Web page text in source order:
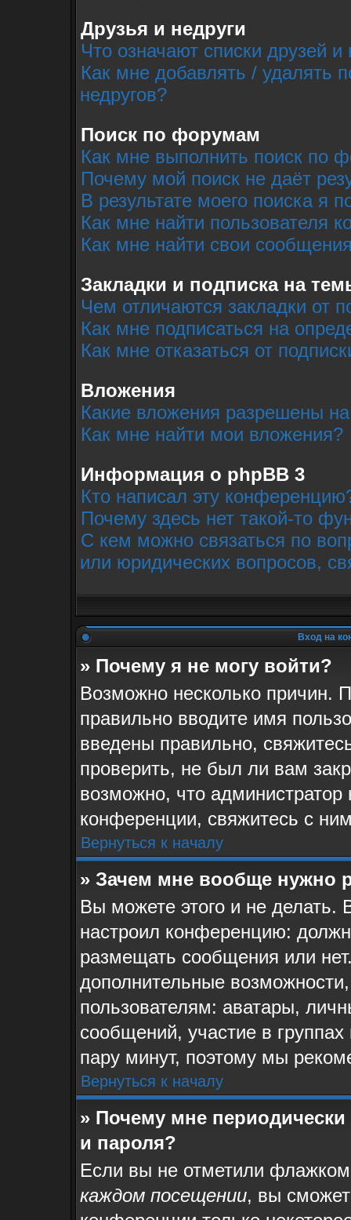
Друзья и недруги
Что означают списки друзей и
Как мне добавлять / удалять
недругов?
Поиск по форумам
Как мне выполнить поиск по
Почему мой поиск не даёт
В результате моего поиска я
Как мне найти пользователя
Как мне найти свои
Закладки и подписка на
Чем отличаются закладки от
Как мне подписаться на
Как мне отказаться от
Вложения
Какие вложения разрешены
Как мне найти мои вложения?
Информация о phpBB 3
Кто написал эту
Почему здесь нет такой-то
С кем можно связаться по
или юридических вопросов,
Вход на
» Почему я не могу войти?
Возможно несколько причин.
правильно вводите имя
введены правильно,
проверить, не был ли вам
возможно, что
конференции, свяжитесь с
Вернуться к началу
» Зачем мне вообще нужно
Вы можете этого и не делать.
настроил конференцию:
размещать сообщения или
дополнительные
пользователям: аватары,
сообщений, участие в группах
пару минут, поэтому мы
Вернуться к началу
» Почему мне
и пароля?
Если вы не отметили
каждом посещении, вы